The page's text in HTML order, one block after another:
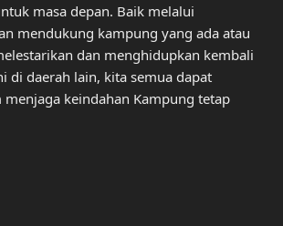
masa depan. Baik melalui
mendukung kampung yang ada atau
dan menghidupkan kembali
di daerah lain, kita semua dapat
menjaga keindahan Kampung tetap